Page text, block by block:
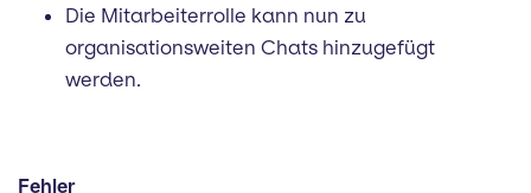
Die Mitarbeiterrolle kann nun zu
organisationsweiten Chats hinzugefügt
werden.
Fehler